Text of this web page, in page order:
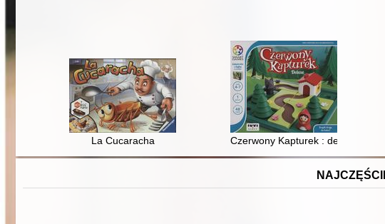
La Cucaracha Czerwony Kapturek : deluxe